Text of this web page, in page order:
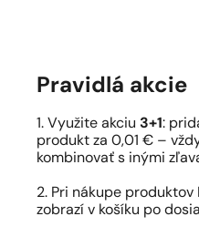
Pravidlá akcie
1. Využite akciu 3+1:
produkt za 0,01 € –
kombinovať s inými
2. Pri nákupe
zobrazí v košíku po